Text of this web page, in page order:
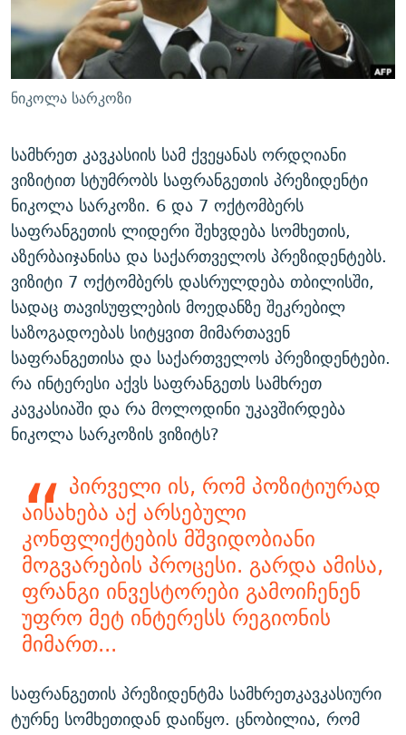
ᲛᲝᲚᲐᲞᲐᲠᲐᲙᲔ ᲢᲔᲥᲡᲢᲔᲑᲘ
ᲨᲘᲜ - ᲣᲪᲮᲝᲔᲗᲨᲘ
ᲚᲘᲢᲔᲠᲐᲢᲣᲠᲣᲚᲘ ᲬᲐᲮᲜᲐᲒᲔᲑᲘ
ᲘᲛᲞᲔᲠᲘᲐ ᲓᲐ ᲠᲐᲓᲘᲝ
ᲩᲔᲛᲘ ᲡᲘᲙᲕᲓᲘᲚᲘᲡ ᲛᲘᲖᲔᲖᲘᲐ COVID-19
11 ᲬᲔᲚᲘ - 11 ᲐᲛᲑᲐᲕᲘ
ᲡᲐᲞᲐᲠᲚᲐᲛᲔᲜᲢᲝ ᲐᲠᲩᲔᲕᲜᲔᲑᲘᲡ ᲘᲡᲢᲝᲠᲘᲐ
5 ᲐᲛᲑᲐᲕᲘ - 20 ᲘᲕᲜᲘᲡᲡ ᲓᲐᲨᲐᲕᲔᲑᲣᲚᲔᲑᲘ
ᲐᲒᲕᲘᲡᲢᲝᲡ ᲝᲛᲘ
ПРИВЕТ ᲙᲣᲚᲢᲣᲠᲐ
ᲒᲐᲛᲝᲘᲬᲔᲠᲔ
რთე/რთ-ის ყველა საიტი
ნიკოლა სარკოზი
სამხრეთ კავკასიის სამ ქვეყანას ორდღიანი
ვიზიტით სტუმრობს საფრანგეთის პრეზიდენტი
ნიკოლა სარკოზი. 6 და 7 ოქტომბერს
საფრანგეთის ლიდერი შეხვდება სომხეთის,
აზერბაიჯანისა და საქართველოს პრეზიდენტებს.
ვიზიტი 7 ოქტომბერს დასრულდება თბილისში,
სადაც თავისუფლების მოედანზე შეკრებილ
საზოგადოებას სიტყვით მიმართავენ
საფრანგეთისა და საქართველოს პრეზიდენტები.
რა ინტერესი აქვს საფრანგეთს სამხრეთ
კავკასიაში და რა მოლოდინი უკავშირდება
ნიკოლა სარკოზის ვიზიტს?
პირველი ის, რომ პოზიტიურად
აისახება აქ არსებული
კონფლიქტების მშვიდობიანი
მოგვარების პროცესი. გარდა ამისა,
ფრანგი ინვესტორები გამოიჩენენ
უფრო მეტ ინტერესს რეგიონის
მიმართ...
საფრანგეთის პრეზიდენტმა სამხრეთკავკასიური
ტურნე სომხეთიდან დაიწყო. ცნობილია, რომ